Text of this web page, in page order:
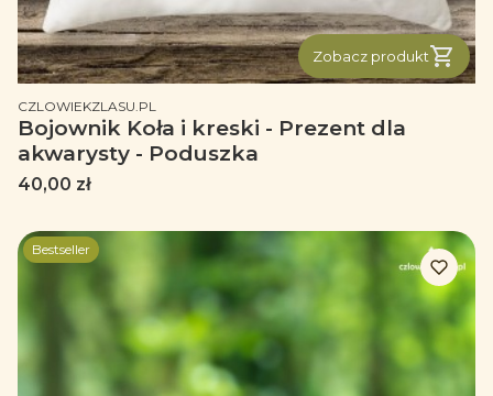
Zobacz produkt
PRODUCENT
CZLOWIEKZLASU.PL
Bojownik Koła i kreski - Prezent dla
akwarysty - Poduszka
Cena
40,00 zł
Bestseller